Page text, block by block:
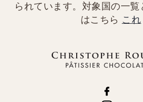
られています。対象国の一
はこちら これ